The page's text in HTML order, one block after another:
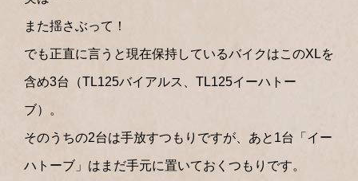
また揺さぶって！
でも正直に言うと現在保持しているバイクはこのXLを
含め3台（TL125バイアルス、TL125イーハトー
ブ）。
そのうちの2台は手放すつもりですが、あと1台「イー
ハトーブ」はまだ手元に置いておくつもりです。